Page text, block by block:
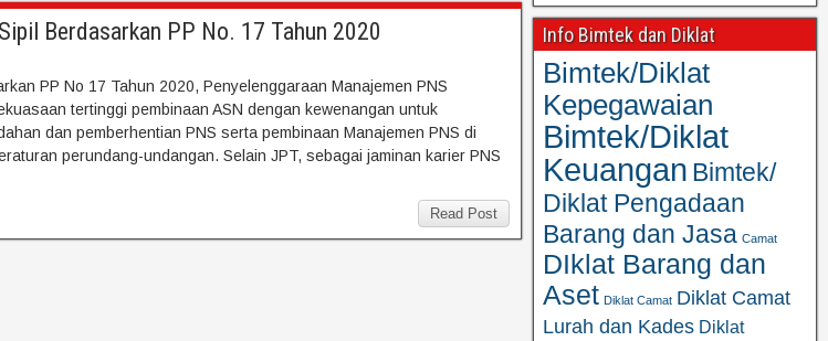
Berdasarkan PP No. 17 Tahun 2020
PP No 17 Tahun 2020, Penyelenggaraan Manajemen PNS
tertinggi pembinaan ASN dengan kewenangan untuk
dan pemberhentian PNS serta pembinaan Manajemen PNS di
perundang-undangan. Selain JPT, sebagai jaminan karier PNS
Read Post
Info Bimtek dan Diklat
Bimtek/Diklat
Kepegawaian
Bimtek/Diklat
Keuangan Bimtek/
Diklat Pengadaan
Barang dan Jasa Camat
DIklat Barang dan
Aset Diklat Camat Diklat Camat
Lurah dan Kades Diklat